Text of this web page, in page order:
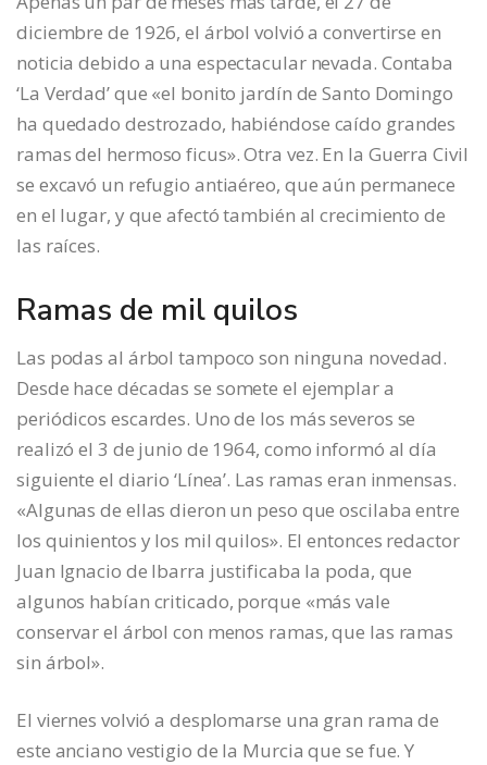
diciembre de 1926, el árbol volvió a convertirse en
noticia debido a una espectacular nevada. Contaba
‘La Verdad’ que «el bonito jardín de Santo Domingo
ha quedado destrozado, habiéndose caído grandes
ramas del hermoso ficus». Otra vez. En la Guerra Civil
se excavó un refugio antiaéreo, que aún permanece
en el lugar, y que afectó también al crecimiento de
las raíces.
Ramas de mil quilos
Las podas al árbol tampoco son ninguna novedad.
Desde hace décadas se somete el ejemplar a
periódicos escardes. Uno de los más severos se
realizó el 3 de junio de 1964, como informó al día
siguiente el diario ‘Línea’. Las ramas eran inmensas.
«Algunas de ellas dieron un peso que oscilaba entre
los quinientos y los mil quilos». El entonces redactor
Juan Ignacio de Ibarra justificaba la poda, que
algunos habían criticado, porque «más vale
conservar el árbol con menos ramas, que las ramas
sin árbol».
El viernes volvió a desplomarse una gran rama de
este anciano vestigio de la Murcia que se fue. Y